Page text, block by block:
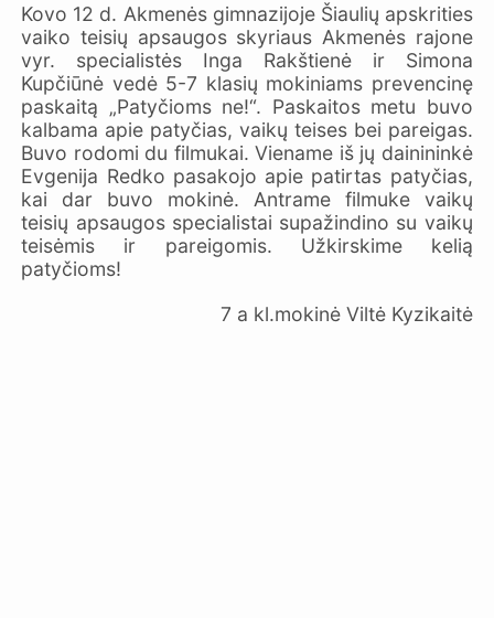
Kovo 12 d. Akmenės gimnazijoje Šiaulių apskrities
vaiko teisių apsaugos skyriaus Akmenės rajone
vyr. specialistės Inga Rakštienė ir Simona
Kupčiūnė vedė 5-7 klasių mokiniams prevencinę
paskaitą „Patyčioms ne!“. Paskaitos metu buvo
kalbama apie patyčias, vaikų teises bei pareigas.
Buvo rodomi du filmukai. Viename iš jų dainininkė
Evgenija Redko pasakojo apie patirtas patyčias,
kai dar buvo mokinė. Antrame filmuke vaikų
teisių apsaugos specialistai supažindino su vaikų
teisėmis ir pareigomis. Užkirskime kelią
patyčioms!
7 a kl.mokinė Viltė Kyzikaitė